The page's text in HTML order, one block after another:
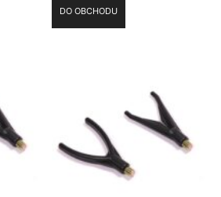
DO OBCHODU